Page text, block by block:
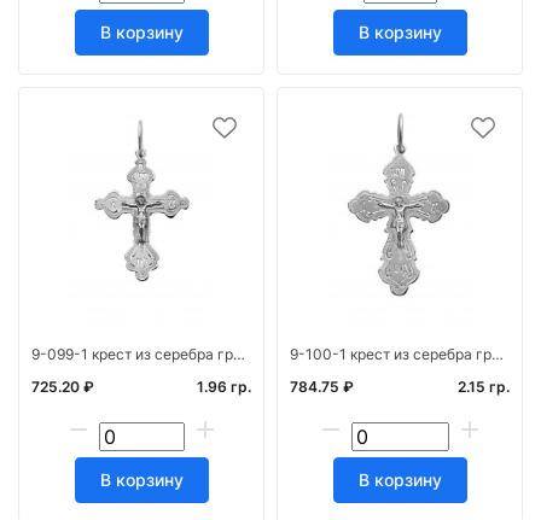
В корзину В корзину
9-099-1 крест из серебра гравированный
725.20 ₽
1.96 гр.
В корзину
9-100-1 крест из серебра гравированный
784.75 ₽
2.15 гр.
В корзину